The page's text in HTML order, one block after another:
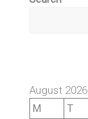
August 2026
M
T